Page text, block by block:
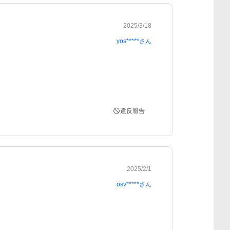
2025/3/18
yos*****さん
違反報告
2025/2/1
osv*****さん